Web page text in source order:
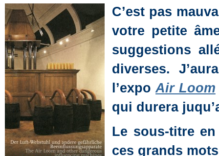
C’est pas
votre petite
suggestions
diverses.
l’expoAir Loom
qui durera
Le sous-titre
ces grands